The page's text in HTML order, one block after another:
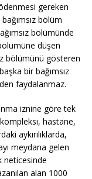
gereken
bölüm
bölümünde
düşen
bölümünü gösteren
bir bağımsız
faydalanmaz.
iznine göre tek
kompleksi, hastane,
aykırılıklarda,
meydana gelen
neticesinde
alan 1000